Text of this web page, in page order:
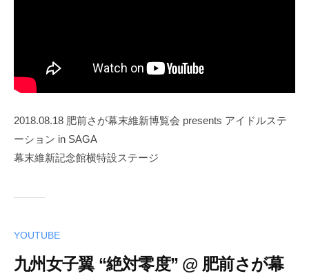
2018.08.18 肥前さが幕末維新博覧会 presents アイドルステ
ーション in SAGA
幕末維新記念館横特設ステージ
YOUTUBE
九州女子翼 “絶対零度” @ 肥前さが幕